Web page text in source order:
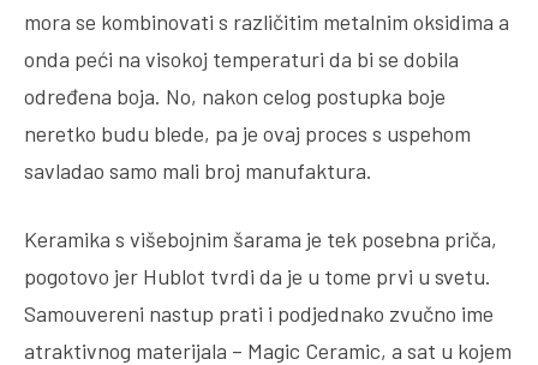
mora se kombinovati s različitim metalnim oksidima a
onda peći na visokoj temperaturi da bi se dobila
određena boja. No, nakon celog postupka boje
neretko budu blede, pa je ovaj proces s uspehom
savladao samo mali broj manufaktura.
Keramika s višebojnim šarama je tek posebna priča,
pogotovo jer Hublot tvrdi da je u tome prvi u svetu.
Samouvereni nastup prati i podjednako zvučno ime
atraktivnog materijala – Magic Ceramic, a sat u kojem